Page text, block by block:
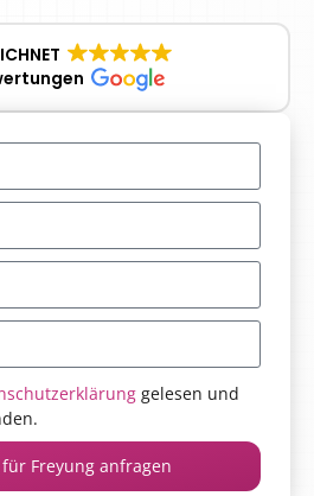
gelesen und
für Freyung anfragen